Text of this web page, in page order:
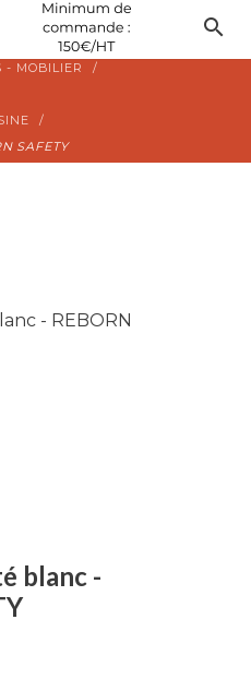
search
- MOBILIER
SAFETY
blanc -